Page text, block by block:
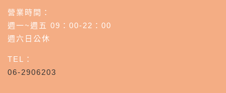
營業時間：
週一~週五 09：00-22：00
週六日公休
TEL：
06-2906203